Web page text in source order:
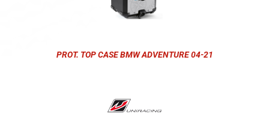
PROT. TOP CASE BMW ADVENTURE 04-21